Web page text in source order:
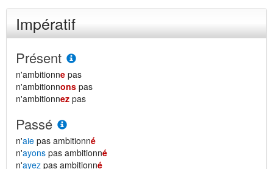
Impératif
Présent
n'ambitionne pas
n'ambitionnons pas
n'ambitionnez pas
Passé
n'aie pas ambitionné
n'ayons pas ambitionné
n'ayez pas ambitionné